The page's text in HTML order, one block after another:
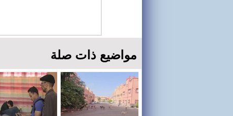
مواضيع ذات صلة